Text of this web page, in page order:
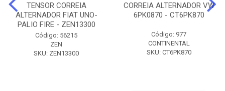
TENSOR CORREIA
ALTERNADOR FIAT UNO-
PALIO FIRE - ZEN13300
Código: 56215
ZEN
SKU: ZEN13300
CORREIA ALTERNADOR VW
6PK0870 - CT6PK870
Código: 977
CONTINENTAL
SKU: CT6PK870